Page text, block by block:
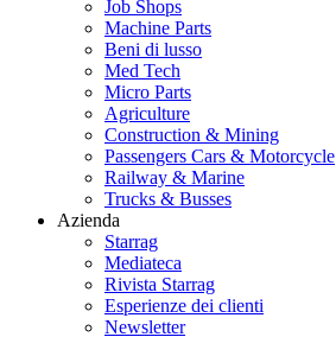
Job Shops
Machine Parts
Beni di lusso
Med Tech
Micro Parts
Agriculture
Construction & Mining
Passengers Cars & Motorcycle
Railway & Marine
Trucks & Busses
Azienda
Starrag
Mediateca
Rivista Starrag
Esperienze dei clienti
Newsletter